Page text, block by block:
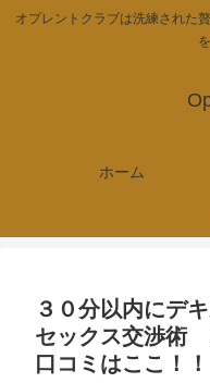
オプレントクラブは洗練された
ホーム
３０分以内にデ
セックス交渉
口コミはここ！！